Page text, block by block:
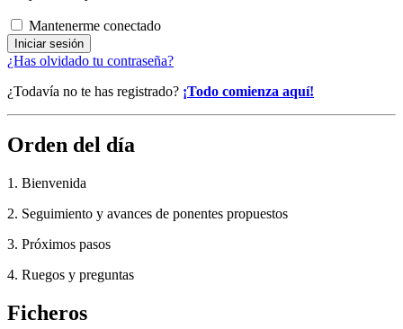
Mantenerme conectado
¿Has olvidado tu contraseña?
¿Todavía no te has registrado? ¡Todo comienza aquí!
Orden del día
1. Bienvenida
2. Seguimiento y avances de ponentes propuestos
3. Próximos pasos
4. Ruegos y preguntas
Ficheros